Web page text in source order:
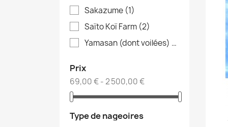
Sakazume (1)
Saïto Koï Farm (2)
Yamasan (dont voilées)
(3)
Prix
69,00 € - 2 500,00 €
Type de nageoires